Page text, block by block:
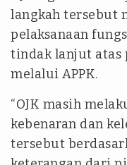
langkah tersebut
pelaksanaan
tindak lanjut atas
melalui APPK.
“OJK masih
kebenaran dan
tersebut